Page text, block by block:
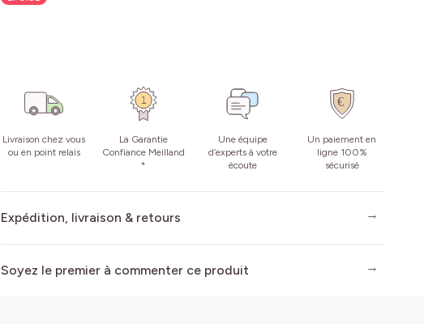
Livraison chez vous
ou en point relais
La Garantie
Confiance Meilland
*
Une équipe
d’experts à votre
écoute
Un paiement en
ligne 100%
sécurisé
Expédition, livraison & retours
Soyez le premier à commenter ce produit